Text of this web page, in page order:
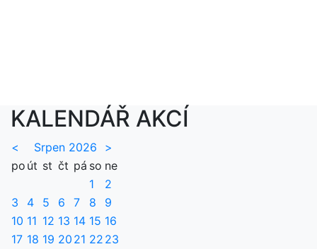
KALENDÁŘ AKCÍ
< Srpen 2026
>
po út st čt pá so ne
1
2
3
4 5 6 7 8
9
10 11 12 13 14 15 16
17 18 19 20 21 22 23